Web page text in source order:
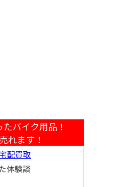
バイク用品！
れます！
配買取
体験談